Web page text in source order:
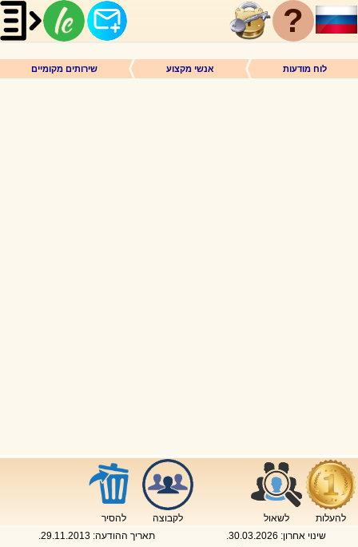
?
לוח מודעות אנשי מקצוע שירותים מקומיים
להעלות לשאול לקבוצה
להסיר
שינוי אחרון: 30.03.2026
. תאריך ההודעה: 29.11.2013
.